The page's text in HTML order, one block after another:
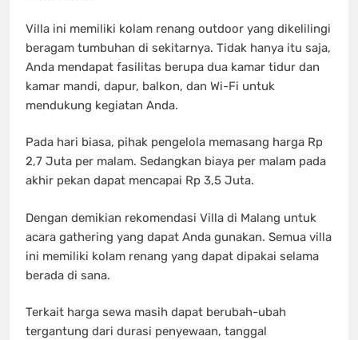
Villa ini memiliki kolam renang outdoor yang dikelilingi
beragam tumbuhan di sekitarnya. Tidak hanya itu saja,
Anda mendapat fasilitas berupa dua kamar tidur dan
kamar mandi, dapur, balkon, dan Wi-Fi untuk
mendukung kegiatan Anda.
Pada hari biasa, pihak pengelola memasang harga Rp
2,7 Juta per malam. Sedangkan biaya per malam pada
akhir pekan dapat mencapai Rp 3,5 Juta.
Dengan demikian rekomendasi Villa di Malang untuk
acara gathering yang dapat Anda gunakan. Semua villa
ini memiliki kolam renang yang dapat dipakai selama
berada di sana.
Terkait harga sewa masih dapat berubah-ubah
tergantung dari durasi penyewaan, tanggal